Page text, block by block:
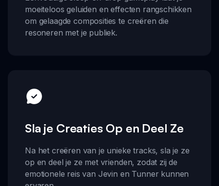
moeiteloos geluiden en effecten rangschikken
om gelaagde composities te creëren die
resoneren met je publiek.
Sla je Creaties Op en Deel Ze
Na het creëren van je unieke tracks, sla je ze
op en deel je ze met vrienden, zodat zij de
emotionele reis van Jevin en Tunner kunnen